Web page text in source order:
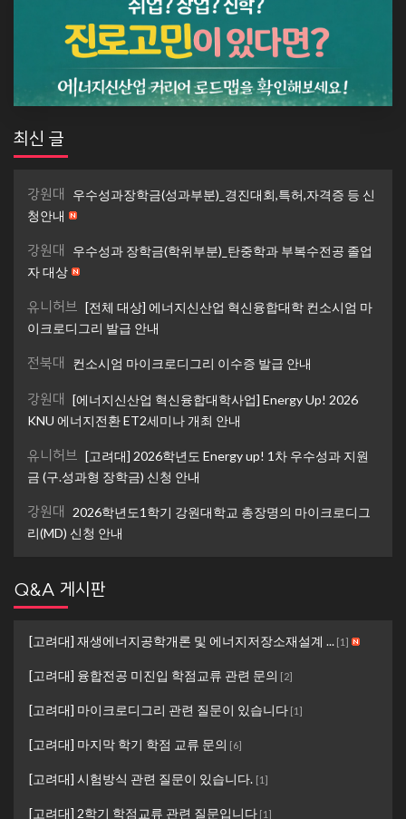
최신 글
강원대
우수성과장학금(성과부분)_경진대회,특허,자격증 등 신
청안내
강원대
우수성과 장학금(학위부분)_탄중학과 부복수전공 졸업
자 대상
유니허브 [전체 대상] 에너지신산업 혁신융합대학 컨소시엄 마
이크로디그리 발급 안내
전북대 컨소시엄 마이크로디그리 이수증 발급 안내
강원대 [에너지신산업 혁신융합대학사업] Energy Up! 2026
KNU 에너지전환 ET2세미나 개최 안내
유니허브 [고려대] 2026학년도 Energy up! 1차 우수성과 지원
금 (구.성과형 장학금) 신청 안내
강원대
2026학년도1학기 강원대학교 총장명의 마이크로디그
리(MD) 신청 안내
Q&A 게시판
[고려대] 재생에너지공학개론 및 에너지저장소재설계 ... [1]
[고려대] 융합전공 미진입 학점교류 관련 문의 [2]
[고려대] 마이크로디그리 관련 질문이 있습니다 [1]
[고려대] 마지막 학기 학점 교류 문의 [6]
[고려대] 시험방식 관련 질문이 있습니다. [1]
[고려대] 2학기 학점교류 관련 질문입니다 [1]